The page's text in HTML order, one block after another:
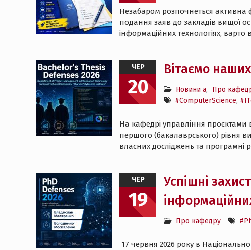
Незабаром розпочнеться активна
подання заяв до закладів вищої
інформаційних технологіях, варто
ЧЕР
20
Вітаємо
Новини а,
Про
#ComputerScience,
На кафедрі управління проєктами
першого (бакалаврського) рівня
власних досліджень та програмні
ЧЕР
19
Успішні
Про кафедру
17 червня 2026 року в